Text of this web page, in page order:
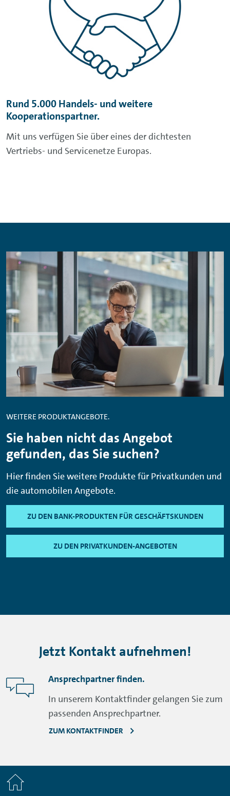
Rund 5.000 Handels- und weitere
Kooperationspartner.
Mit uns verfügen Sie über eines der dichtesten
Vertriebs- und Servicenetze Europas.
WEITERE PRODUKTANGEBOTE.
Sie haben nicht das Angebot
gefunden, das Sie suchen?
Hier finden Sie weitere Produkte für Privatkunden und
die automobilen Angebote.
ZU DEN BANK-PRODUKTEN FÜR GESCHÄFTSKUNDEN
ZU DEN PRIVATKUNDEN-ANGEBOTEN
Jetzt Kontakt aufnehmen!
Ansprechpartner finden.
In unserem Kontaktfinder gelangen Sie zum
passenden Ansprechpartner.
ZUM KONTAKTFINDER